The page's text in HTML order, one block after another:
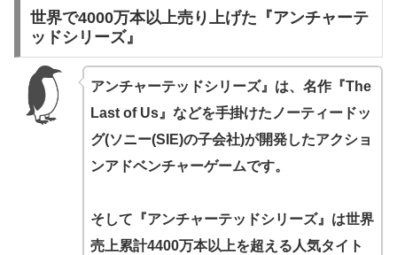
世界で4000万本以上売り上げた『アンチャーテ
ッドシリーズ』
アンチャーテッドシリーズ』は、名作『The
Last of Us』などを手掛けた ノーティードッ
グ(ソニー(SIE)の子会社)が開発したアクショ
ンアドベンチャーゲームです。
そして『アンチャーテッドシリーズ』は世界
売上累計4400万本以上を超える人気タイト